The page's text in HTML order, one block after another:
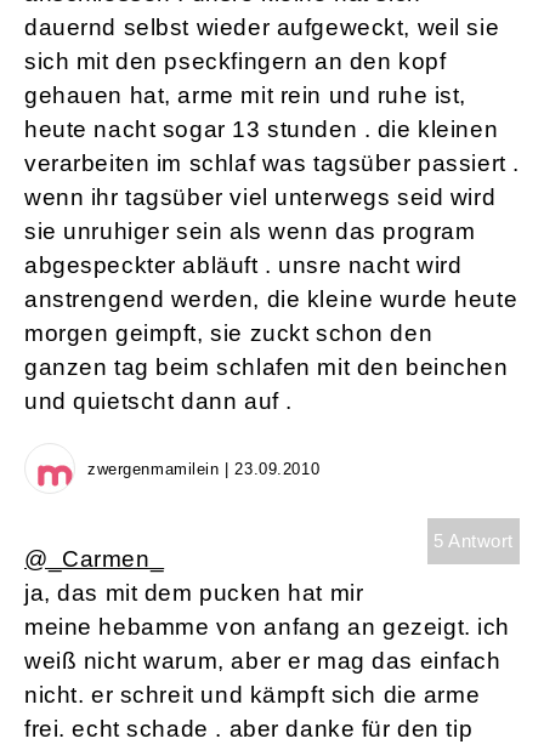
dauernd selbst wieder aufgeweckt, weil sie
sich mit den pseckfingern an den kopf
gehauen hat, arme mit rein und ruhe ist,
heute nacht sogar 13 stunden . die kleinen
verarbeiten im schlaf was tagsüber passiert .
wenn ihr tagsüber viel unterwegs seid wird
sie unruhiger sein als wenn das program
abgespeckter abläuft . unsre nacht wird
anstrengend werden, die kleine wurde heute
morgen geimpft, sie zuckt schon den
ganzen tag beim schlafen mit den beinchen
und quietscht dann auf .
zwergenmamilein | 23.09.2010
5 Antwort
@_Carmen_
ja, das mit dem pucken hat mir
meine hebamme von anfang an gezeigt. ich
weiß nicht warum, aber er mag das einfach
nicht. er schreit und kämpft sich die arme
frei. echt schade . aber danke für den tip